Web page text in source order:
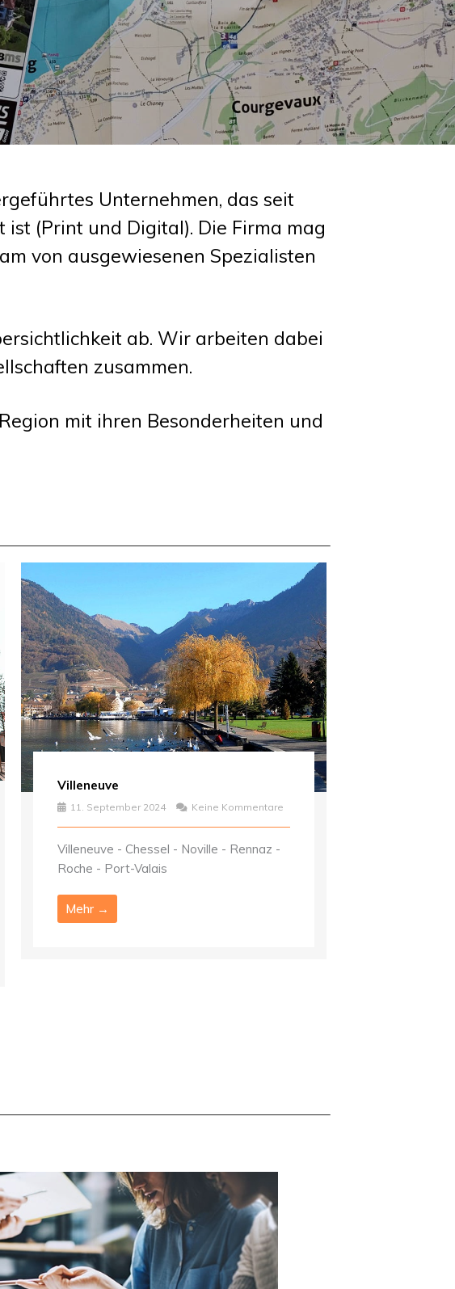
Unternehmen, das seit
(Print und Digital). Die Firma mag
von ausgewiesenen Spezialisten
ab. Wir arbeiten dabei
zusammen.
mit ihren Besonderheiten und
Villeneuve
11. September 2024 Keine Kommentare
Villeneuve - Chessel - Noville - Rennaz -
Roche - Port-Valais
Mehr →